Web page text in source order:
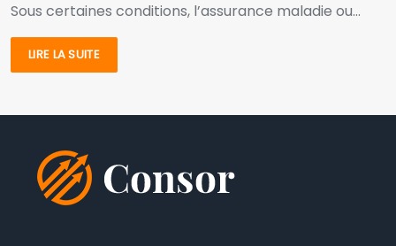
Sous certaines conditions, l’assurance maladie ou…
LIRE LA SUITE